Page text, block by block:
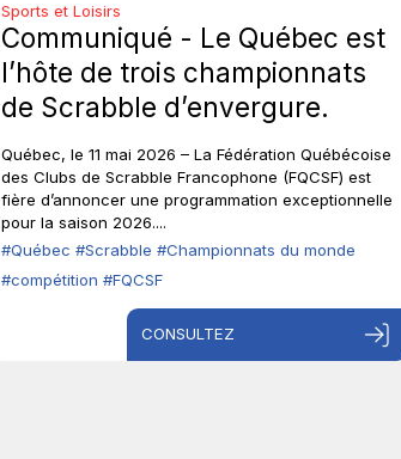
Sports et Loisirs
Communiqué - Le Québec est
l’hôte de trois championnats
de Scrabble d’envergure.
Québec, le 11 mai 2026 – La Fédération Québécoise
des Clubs de Scrabble Francophone (FQCSF) est
fière d’annoncer une programmation exceptionnelle
pour la saison 2026....
#Québec #Scrabble #Championnats du monde
#compétition #FQCSF
CONSULTEZ